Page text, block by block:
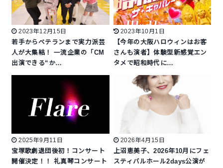
2023年12月15日
若手からベテランまで実力派芸
人が大集結！ 一流企業の「CM
出演できる“か…
2023年10月1日
【今年の大阪ハロウィンはお客
さんも演者】体験型新感覚エン
タメで昭和時代に…
2025年9月11日
宝塚歌劇退団後初！コンサート
開催決定！！ 礼真琴コンサート
2026年4月15日
上沼恵美子、2026年10月にフェ
スティバルホール2days公演が